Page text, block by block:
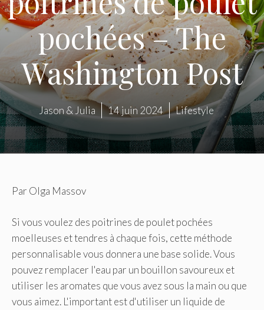
pochées – The
Washington Post
Jason & Julia 14 juin 2024 Lifestyle
Par Olga Massov
Si vous voulez des poitrines de poulet pochées
moelleuses et tendres à chaque fois, cette méthode
personnalisable vous donnera une base solide. Vous
pouvez remplacer l'eau par un bouillon savoureux et
utiliser les aromates que vous avez sous la main ou que
vous aimez. L'important est d'utiliser un liquide de